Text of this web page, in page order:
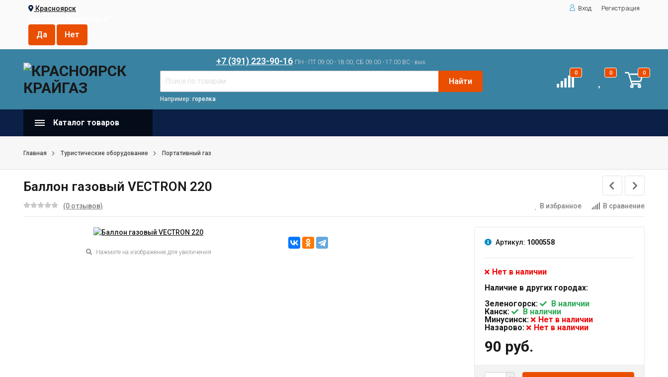
Красноярск
Вход Регистрация
+7 (391) 223-90-16 ПН - ПТ 09:00 - 18:00, СБ 09:00 - 17:00 ВС - вых.
Найти
Например: горелка
0 0 0
Каталог товаров
Главная Туристические оборудование Портативный газ
Баллон газовый VECTRON 220
(0 отзывов) В избранное В сравнение
Нажмите на изображение для увеличения
Артикул: 1000558
Нет в наличии
Наличие в других городах:
Зеленогорск:
В наличии
Канск:
В наличии
Минусинск:
Нет в наличии
Назарово:
Нет в наличии
90 руб.